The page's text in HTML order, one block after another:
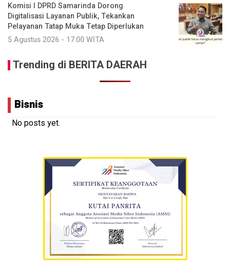
Komisi I DPRD Samarinda Dorong
Digitalisasi Layanan Publik, Tekankan
Pelayanan Tatap Muka Tetap Diperlukan
5 Agustus 2026 - 17:00 WITA
Trending di BERITA DAERAH
Bisnis
No posts yet.